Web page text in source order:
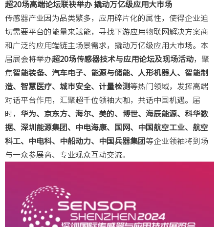
超20场高端论坛联袂举办 撬动万亿级应用大市场
传感器产业因为品类繁多，应用碎片化的属性，使得企业迫
切需要平台的能量来赋能，寻找下游应用物联网解决方案商
和广泛的应用端链主场景需求，撬动万亿级应用大市场。本
届展会将举办超20场传感器技术与应用论坛及现场活动，聚
焦智能装备、汽车电子、能源与储能、人形机器人、智能制
造、智慧医疗、城市安全、计量检测等热门领域，发挥高端
对话平台作用，汇聚超千位领袖大咖，共话中国机遇。届
时， 华为、京东方、海尔、美的、博世、海辰能源、科华数
据、深圳能源集团、中电海康、国网、中国航空工业、航空
科工、中电科、中船动力、中国兵器集团等企业领袖将到场
与一众参展商、专业观众互动交流。